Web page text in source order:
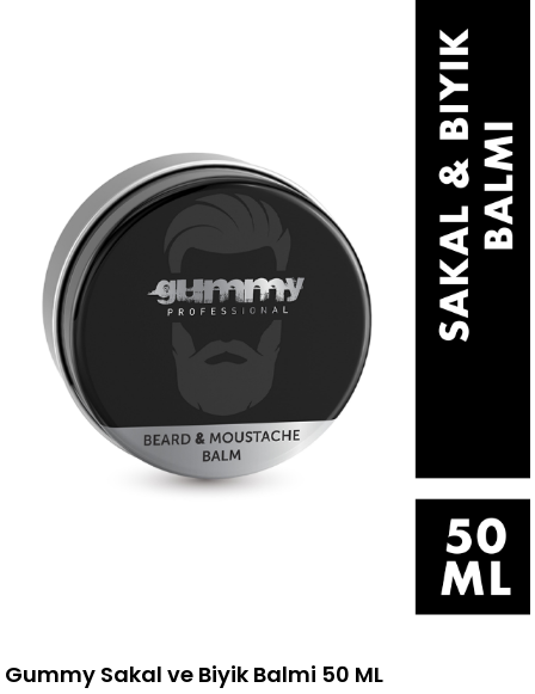
Gummy Sakal ve Biyik Balmi 50 ML